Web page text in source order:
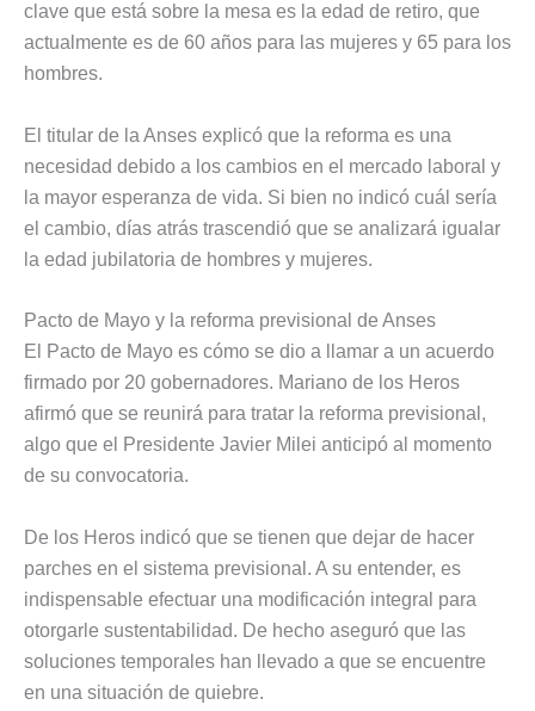
clave que está sobre la mesa es la edad de retiro, que
actualmente es de 60 años para las mujeres y 65 para los
hombres.
El titular de la Anses explicó que la reforma es una
necesidad debido a los cambios en el mercado laboral y
la mayor esperanza de vida. Si bien no indicó cuál sería
el cambio, días atrás trascendió que se analizará igualar
la edad jubilatoria de hombres y mujeres.
Pacto de Mayo y la reforma previsional de Anses
El Pacto de Mayo es cómo se dio a llamar a un acuerdo
firmado por 20 gobernadores. Mariano de los Heros
afirmó que se reunirá para tratar la reforma previsional,
algo que el Presidente Javier Milei anticipó al momento
de su convocatoria.
De los Heros indicó que se tienen que dejar de hacer
parches en el sistema previsional. A su entender, es
indispensable efectuar una modificación integral para
otorgarle sustentabilidad. De hecho aseguró que las
soluciones temporales han llevado a que se encuentre
en una situación de quiebre.